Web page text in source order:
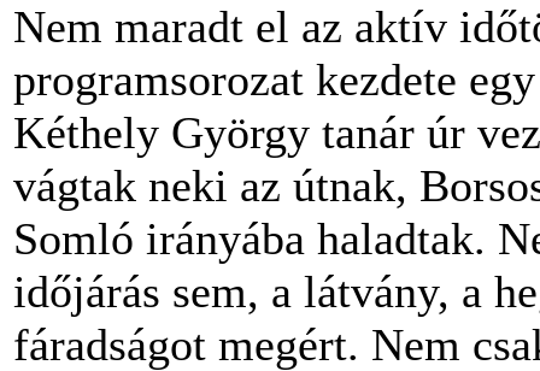
Nem maradt el az aktív
programsorozat kezdete
Kéthely György tanár úr
vágtak neki az útnak,
Somló irányába haladtak.
időjárás sem, a látvány, a
fáradságot megért. Nem